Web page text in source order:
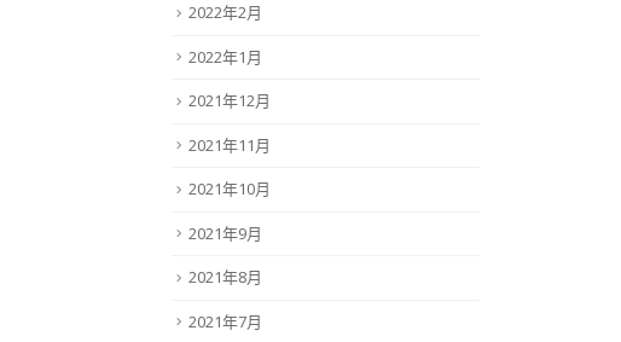
2022年2月
2022年1月
2021年12月
2021年11月
2021年10月
2021年9月
2021年8月
2021年7月